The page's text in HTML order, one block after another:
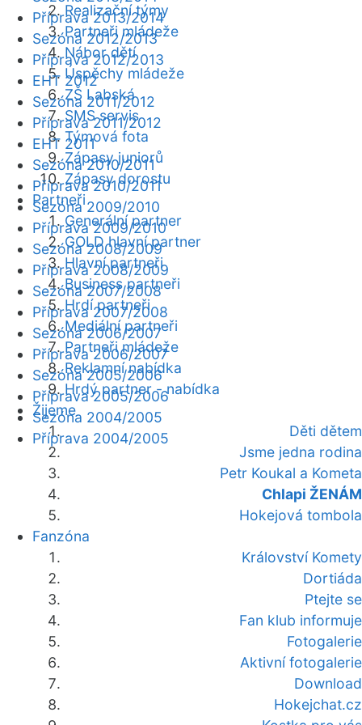
Realizační týmy
Partneři mládeže
Nábor dětí
Úspěchy mládeže
ZŠ Labská
SMS servis
Týmová fota
Zápasy juniorů
Zápasy dorostu
Partneři
Generální partner
GOLD hlavní partner
Hlavní partneři
Business partneři
Hrdí partneři
Mediální partneři
Partneři mládeže
Reklamní nabídka
Hrdý partner - nabídka
Žijeme
Děti dětem
Jsme jedna rodina
Petr Koukal a Kometa
Chlapi ŽENÁM
Hokejová tombola
Fanzóna
Království Komety
Dortiáda
Ptejte se
Fan klub informuje
Fotogalerie
Aktivní fotogalerie
Download
Hokejchat.cz
Příprava 2013/2014
Sezóna 2012/2013
Příprava 2012/2013
EHT 2012
Sezóna 2011/2012
Příprava 2011/2012
EHT 2011
Sezóna 2010/2011
Příprava 2010/2011
Sezóna 2009/2010
Příprava 2009/2010
Sezóna 2008/2009
Příprava 2008/2009
Sezóna 2007/2008
Příprava 2007/2008
Sezóna 2006/2007
Příprava 2006/2007
Sezóna 2005/2006
Příprava 2005/2006
Sezóna 2004/2005
Příprava 2004/2005